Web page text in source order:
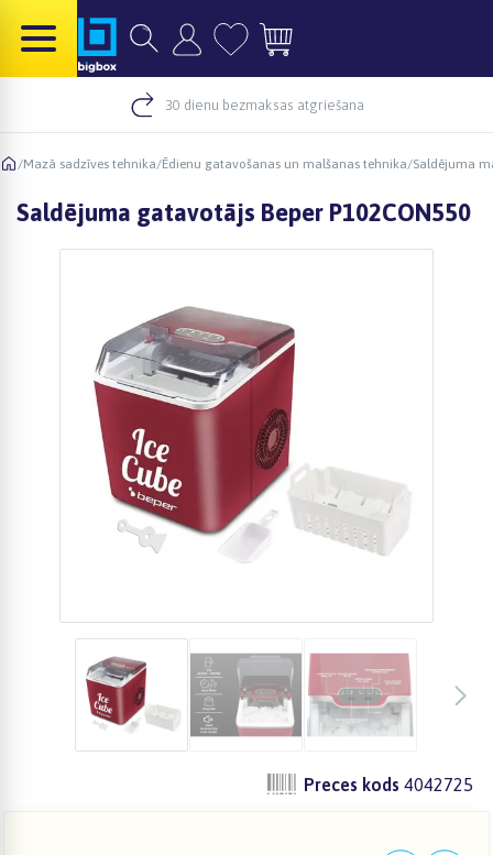
30 dienu bezmaksas atgriešana
/Mazā sadzīves tehnika/Ēdienu gatavošanas un malšanas tehnika/Saldējuma
Saldējuma gatavotājs Beper P102CON550
Preces kods 4042725